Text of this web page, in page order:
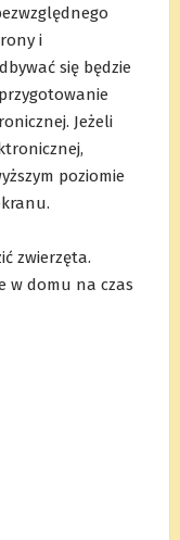
i
się będzie
Jeżeli
poziomie
zwierzęta.
w domu na czas